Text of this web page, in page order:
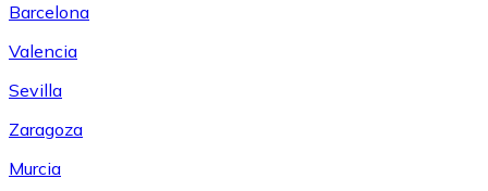
Barcelona
Valencia
Sevilla
Zaragoza
Murcia